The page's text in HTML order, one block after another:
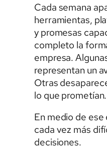
Cada semana
herramientas,
y promesas
completo la
empresa.
representan un
Otras
lo que prometían.
En medio de
cada vez más
decisiones.